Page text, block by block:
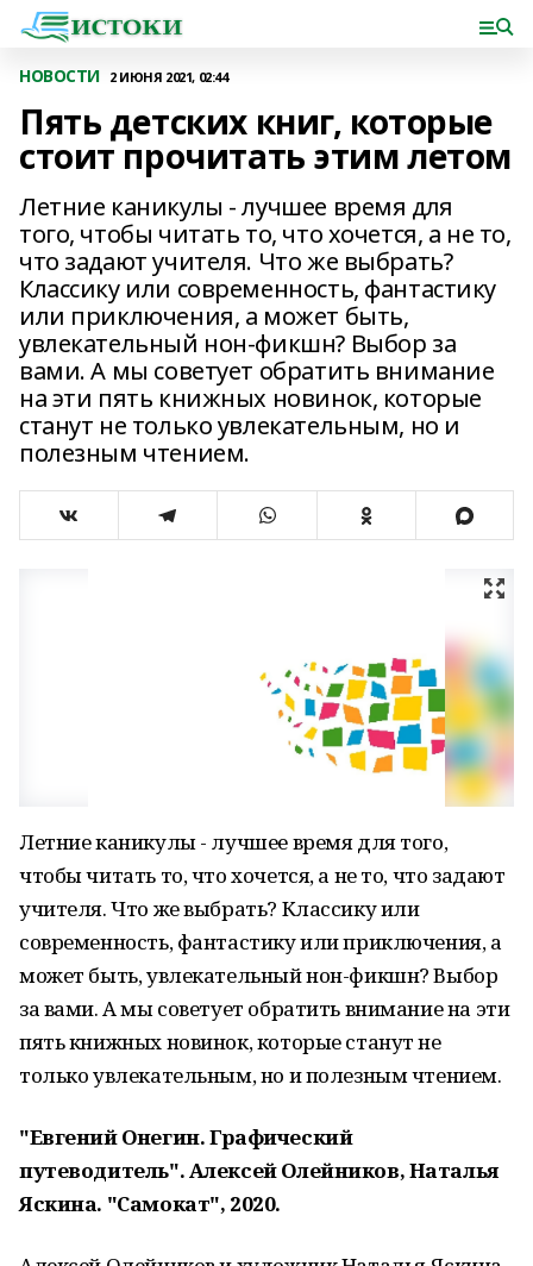
НОВОСТИ 2 ИЮНЯ 2021, 02:44
Пять детских книг, которые
стоит прочитать этим летом
Летние каникулы - лучшее время для
того, чтобы читать то, что хочется, а не то,
что задают учителя. Что же выбрать?
Классику или современность, фантастику
или приключения, а может быть,
увлекательный нон-фикшн? Выбор за
вами. А мы советует обратить внимание
на эти пять книжных новинок, которые
станут не только увлекательным, но и
полезным чтением.
Летние каникулы - лучшее время для того,
чтобы читать то, что хочется, а не то, что задают
учителя. Что же выбрать? Классику или
современность, фантастику или приключения, а
может быть, увлекательный нон-фикшн? Выбор
за вами. А мы советует обратить внимание на эти
пять книжных новинок, которые станут не
только увлекательным, но и полезным чтением.
"Евгений Онегин. Графический
путеводитель". Алексей Олейников, Наталья
Яскина. "Самокат", 2020.